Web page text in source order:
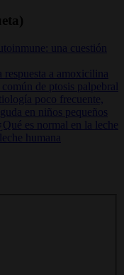
una cuestión
respuesta a amoxicilina
de ptosis palpebral
poco frecuente,
en niños pequeños
es normal en la leche
humana